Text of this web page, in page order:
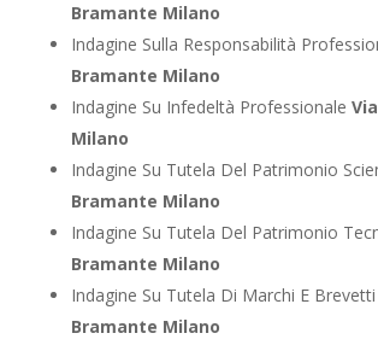
Bramante Milano
Indagine Sulla Responsabilità
Bramante Milano
Indagine Su Infedeltà Professionale
Milano
Indagine Su Tutela Del Patrimonio
Bramante Milano
Indagine Su Tutela Del Patrimonio
Bramante Milano
Indagine Su Tutela Di Marchi E Brevetti
Bramante Milano